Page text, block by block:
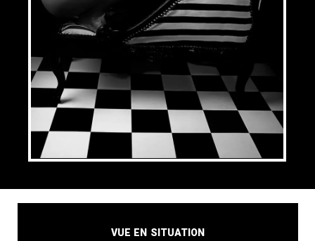
Vue en situation